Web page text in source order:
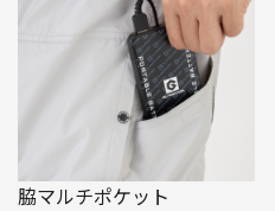
脇マルチポケット